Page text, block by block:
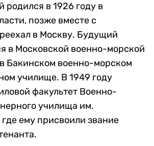
родился в 1926 году в
позже вместе с
в Москву. Будущий
в Московской военно-морской
Бакинском военно-морском
училище. В 1949 году
факультет Военно-
училища им.
ему присвоили звание